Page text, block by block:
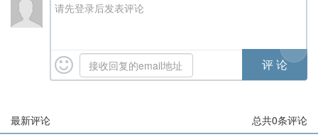
请先登录后发表评论
最新评论 总共0条评论